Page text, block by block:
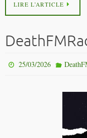
LIRE L’ARTICLE
25/03/2026